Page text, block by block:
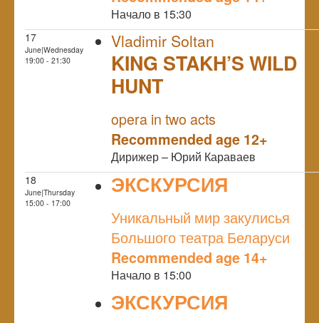
Начало в 15:30
17
June|Wednesday
19:00 - 21:30
Vladimir Soltan
KING STAKH’S WILD
HUNT
opera in two acts
Recommended age 12+
Дирижер – Юрий Караваев
18
June|Thursday
15:00 - 17:00
ЭКСКУРСИЯ
Уникальный мир закулисья
Большого театра Беларуси
Recommended age 14+
Начало в 15:00
ЭКСКУРСИЯ